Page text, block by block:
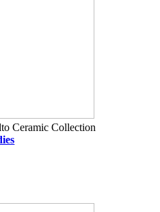
Ceramic Collection